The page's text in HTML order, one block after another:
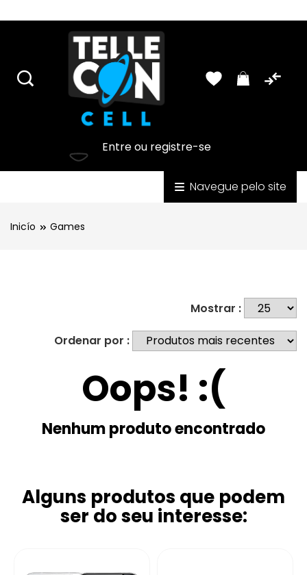
Entre ou registre-se
Navegue pelo site
Inicío Games
Mostrar :
Ordenar por :
Oops! :(
Nenhum produto encontrado
Alguns produtos que podem
ser do seu interesse: